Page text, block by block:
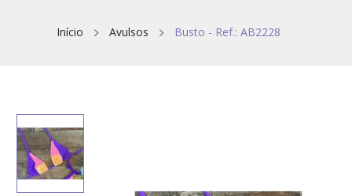
Início Avulsos Busto - Ref.: AB2228